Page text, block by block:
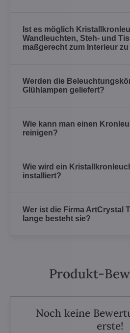
Ist es möglich
Wandleuchten, Steh- und
maßgerecht zum Interieur
Werden die
Glühlampen geliefert?
Wie kann man einen
reinigen?
Wie wird ein
installiert?
Wer ist die Firma ArtCrystal
lange besteht sie?
Produkt-
Noch keine
erste!